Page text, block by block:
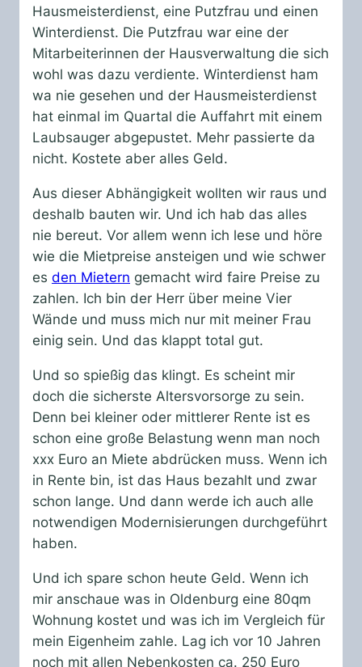
Hausmeisterdienst, eine Putzfrau und einen
Winterdienst. Die Putzfrau war eine der
Mitarbeiterinnen der Hausverwaltung die sich
wohl was dazu verdiente. Winterdienst ham
wa nie gesehen und der Hausmeisterdienst
hat einmal im Quartal die Auffahrt mit einem
Laubsauger abgepustet. Mehr passierte da
nicht. Kostete aber alles Geld.
Aus dieser Abhängigkeit wollten wir raus und
deshalb bauten wir. Und ich hab das alles
nie bereut. Vor allem wenn ich lese und höre
wie die Mietpreise ansteigen und wie schwer
es den Mietern gemacht wird faire Preise zu
zahlen. Ich bin der Herr über meine Vier
Wände und muss mich nur mit meiner Frau
einig sein. Und das klappt total gut.
Und so spießig das klingt. Es scheint mir
doch die sicherste Altersvorsorge zu sein.
Denn bei kleiner oder mittlerer Rente ist es
schon eine große Belastung wenn man noch
xxx Euro an Miete abdrücken muss. Wenn ich
in Rente bin, ist das Haus bezahlt und zwar
schon lange. Und dann werde ich auch alle
notwendigen Modernisierungen durchgeführt
haben.
Und ich spare schon heute Geld. Wenn ich
mir anschaue was in Oldenburg eine 80qm
Wohnung kostet und was ich im Vergleich für
mein Eigenheim zahle. Lag ich vor 10 Jahren
noch mit allen Nebenkosten ca. 250 Euro